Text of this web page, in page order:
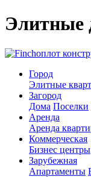
Элитные
оплот
Город
Элитные
Загород
Дома Поселки
Аренда
Аренда
Коммерческая
Бизнес центры
Зарубежная
Апартаменты